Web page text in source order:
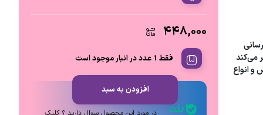
می‌کند
انواع
۴۴۸,۰۰۰
فقط 1 عدد در انبار موجود است
افزودن به سبد
ارتباط مستقیم در بله